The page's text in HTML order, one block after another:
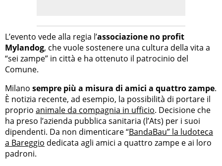
L’evento vede alla regia l’associazione no profit
Mylandog, che vuole sostenere una cultura della vita a
“sei zampe” in città e ha ottenuto il patrocinio del
Comune.
Milano sempre più a misura di amici a quattro zampe.
È notizia recente, ad esempio, la possibilità di portare il
proprio animale da compagnia in ufficio. Decisione che
ha preso l’azienda pubblica sanitaria (l’Ats) per i suoi
dipendenti. Da non dimenticare “BandaBau” la ludoteca
a Bareggio dedicata agli amici a quattro zampe e ai loro
padroni.